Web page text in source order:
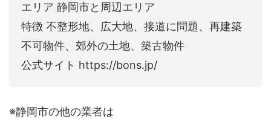
エリア 静岡市と周辺エリア
特徴 不整形地、広大地、接道に問題、再建築
不可物件、郊外の土地、築古物件
公式サイト https://bons.jp/
※静岡市の他の業者は